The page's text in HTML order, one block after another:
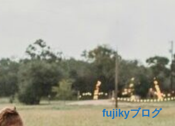
fujikyブログ